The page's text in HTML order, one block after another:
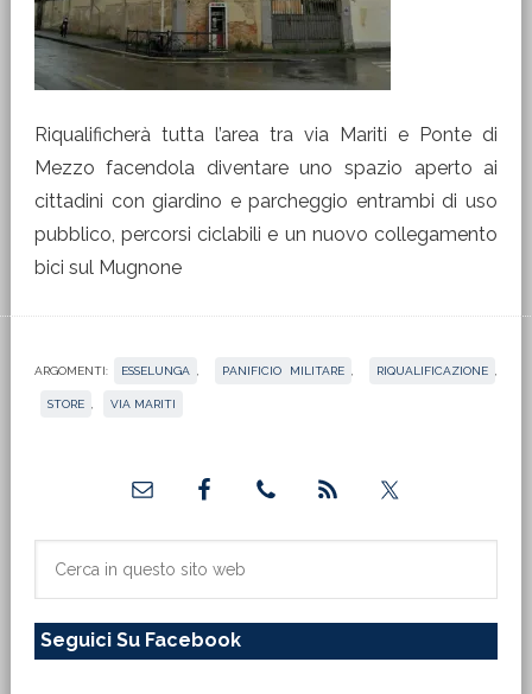
Riqualificherà tutta l’area tra via Mariti e Ponte di
Mezzo facendola diventare uno spazio aperto ai
cittadini con giardino e parcheggio entrambi di uso
pubblico, percorsi ciclabili e un nuovo collegamento
bici sul Mugnone
ARGOMENTI: ESSELUNGA PANIFICIO MILITARE RIQUALIFICAZIONE
STORE VIA MARITI
primaria
sito
Seguici Su Facebook